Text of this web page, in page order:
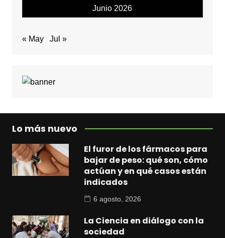
Junio 2026
« May Jul »
Lo más nuevo
El furor de los fármacos para
bajar de peso: qué son, cómo
actúan y en qué casos están
indicados
6 agosto, 2026
La Ciencia en diálogo con la
sociedad